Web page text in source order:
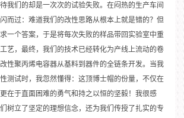
我们的却是一次次的试验失败。在闷热的生产车间
而过：难道我们的改性思路从根本上就是错的？但
一个答案，于是将每次失败的样品带回实验室中重
艺，最终，我们的技术已经转化为产线上流动的卷
性聚丙烯电容器从基料到器件的全链条开发。当我
测试时，我忽然懂得：这顶博士帽的份量，不仅在
在于直面困难的勇气和持之以恒的坚毅！我很感
树立了坚定的理想信念，还为我们传授了扎实的专